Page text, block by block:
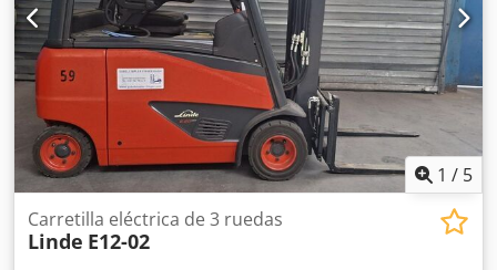
Tipo de neumáticos delanteros: Superelásticos Estado de
los neumáticos delanteros: 40 - 60% Tipo de neumáticos
traseros: Superelásticos Estado de los neumáticos
traseros: 40 - 60% Voltaje de la batería: 24V Faro de trabajo
trasero, faro de trabajo delantero, elevación libre total,
1 / 5
Carretilla eléctrica de 3 ruedas
Linde E12-02